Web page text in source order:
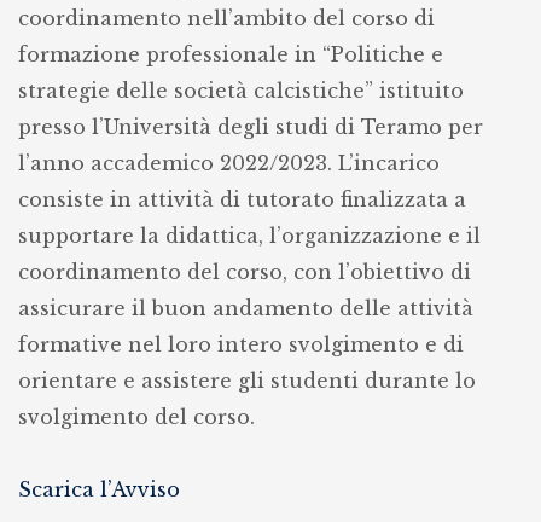
conferimento
di
un
incarico
di
tutorato
nell’ambito
del
corso
di
formazione
in
coordinamento nell’ambito del corso di
formazione professionale in “Politiche e
strategie delle società calcistiche” istituito
presso l’Università degli studi di Teramo per
l’anno accademico 2022/2023. L’incarico
consiste in attività di tutorato finalizzata a
supportare la didattica, l’organizzazione e il
coordinamento del corso, con l’obiettivo di
assicurare il buon andamento delle attività
formative nel loro intero svolgimento e di
orientare e assistere gli studenti durante lo
svolgimento del corso.
Scarica l’Avviso